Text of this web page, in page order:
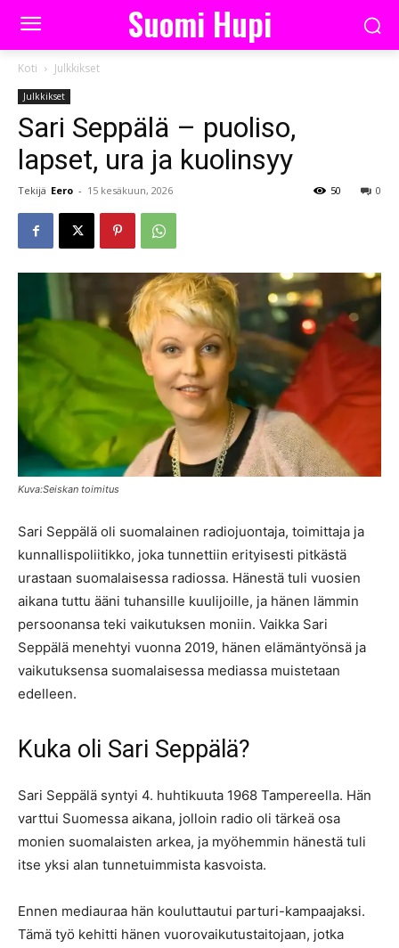
Suomi Hupi
Koti Julkkikset
Julkkikset
Sari Seppälä – puoliso,
lapset, ura ja kuolinsyy
Tekijä Eero - 15 kesäkuun, 2026 0
50
Kuva:Seiskan toimitus
Sari Seppälä oli suomalainen radiojuontaja, toimittaja ja
kunnallispoliitikko, joka tunnettiin erityisesti pitkästä
urastaan suomalaisessa radiossa. Hänestä tuli vuosien
aikana tuttu ääni tuhansille kuulijoille, ja hänen lämmin
persoonansa teki vaikutuksen moniin. Vaikka Sari
Seppälä menehtyi vuonna 2019, hänen elämäntyönsä ja
vaikutuksensa suomalaisessa mediassa muistetaan
edelleen.
Kuka oli Sari Seppälä?
Sari Seppälä syntyi 4. huhtikuuta 1968 Tampereella. Hän
varttui Suomessa aikana, jolloin radio oli tärkeä osa
monien suomalaisten arkea, ja myöhemmin hänestä tuli
itse yksi alan tunnetuimmista kasvoista.
Ennen mediauraa hän kouluttautui parturi-kampaajaksi.
Tämä työ kehitti hänen vuorovaikutustaitojaan, jotka